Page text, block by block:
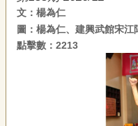
觀
察
文：楊為仁
圖：楊為仁、建興武館宋江
點擊數：2213